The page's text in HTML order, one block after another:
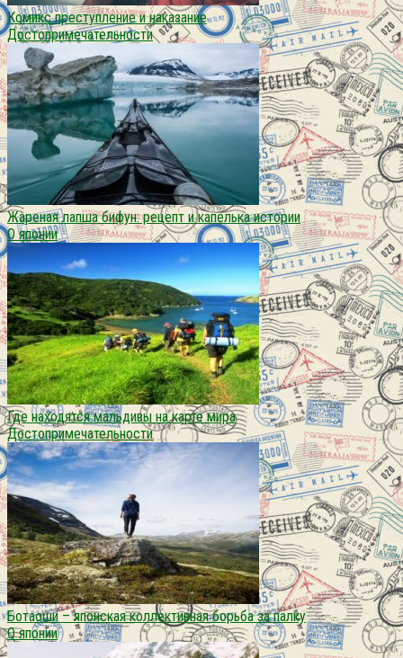
Комикс преступление и наказание
Достопримечательности
Жареная лапша бифун: рецепт и капелька истории
О японии
Где находятся мальдивы на карте мира
Достопримечательности
Ботаоши – японская коллективная борьба за палку
О японии